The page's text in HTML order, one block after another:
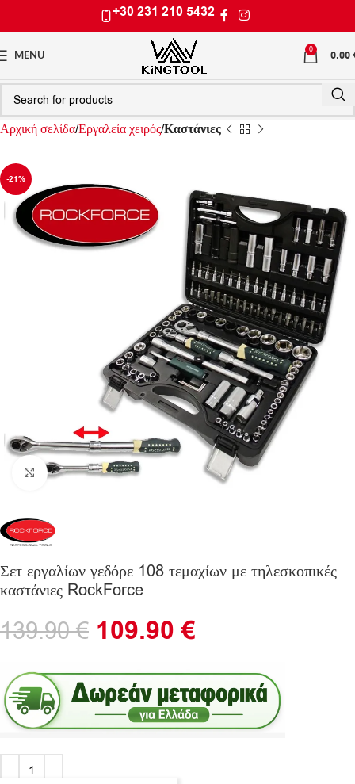
+30 231 210 5432
MENU
0 0.00
Αρχική σελίδαΕργαλεία χειρόςΚαστάνιες
-21%
Click to enlarge
Σετ εργαλίων γεδόρε 108 τεμαχίων με τηλεσκοπικές
καστάνιες RockForce
139.90€ 109.90€